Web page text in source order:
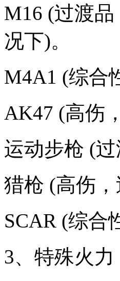
M16 (过渡
况下)。
M4A1 (综合
AK47 (高伤
运动步枪 (过
猎枪 (高伤
SCAR (综合
3、特殊火力